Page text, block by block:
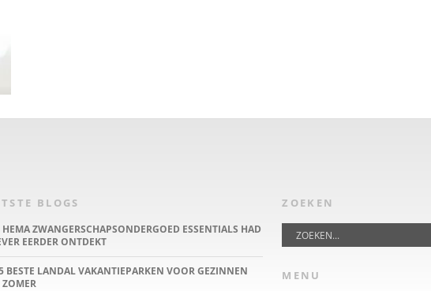
BLOGS
HEMA ZWANGERSCHAPSONDERGOED ESSENTIALS HAD
EERDER ONTDEKT
BESTE LANDAL VAKANTIEPARKEN VOOR GEZINNEN
ZOMER
ZOEKEN
MENU